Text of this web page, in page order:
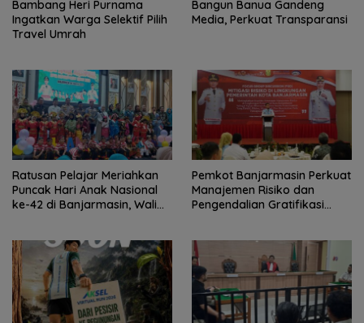
Bambang Heri Purnama
Ingatkan Warga Selektif Pilih
Travel Umrah
Bangun Banua Gandeng
Media, Perkuat Transparansi
Ratusan Pelajar Meriahkan
Puncak Hari Anak Nasional
ke-42 di Banjarmasin, Wali
Pemkot Banjarmasin Perkuat
Manajemen Risiko dan
Pengendalian Gratifikasi